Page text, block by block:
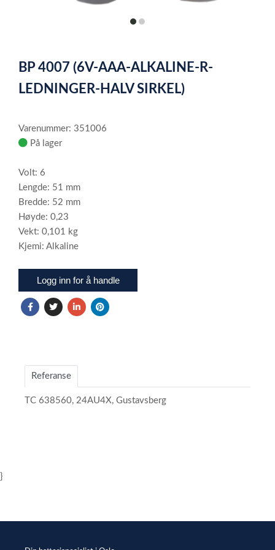
itemitem
of
2
BP 4007 (6V-AAA-ALKALINE-R-
LEDNINGER-HALV SIRKEL)
Varenummer: 351006
På lager
Volt: 6
Lengde: 51 mm
Bredde: 52 mm
Høyde: 0,23
Vekt: 0,101 kg
Kjemi: Alkaline
Logg inn for å handle
Referanse
TC 638560, 24AU4X, Gustavsberg
}